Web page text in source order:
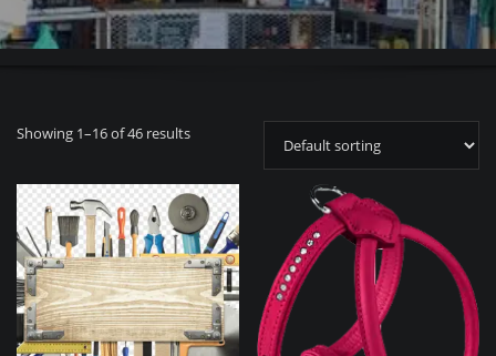
Showing 1–16 of 46 results